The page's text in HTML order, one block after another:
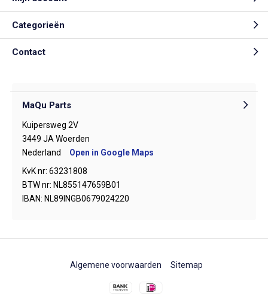
Categorieën
Contact
MaQu Parts
Kuipersweg 2V
3449 JA Woerden
Nederland
Open in Google Maps
KvK nr: 63231808
BTW nr: NL855147659B01
IBAN: NL89INGB0679024220
Algemene voorwaarden Sitemap